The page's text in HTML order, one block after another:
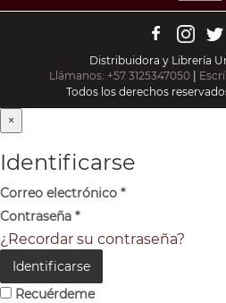
Distribuidora y Librería
Llámanos: +57 3125347050 |
Todos los derechos
×
Identificarse
Correo electrónico *
Contraseña *
¿Recordar su contraseña?
Identificarse
Recuérdeme